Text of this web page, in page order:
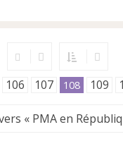
106 107 108 109
« PMA en